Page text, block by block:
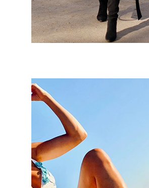
Patricia Montero